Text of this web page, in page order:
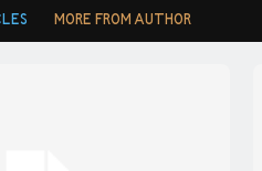
MORE FROM AUTHOR